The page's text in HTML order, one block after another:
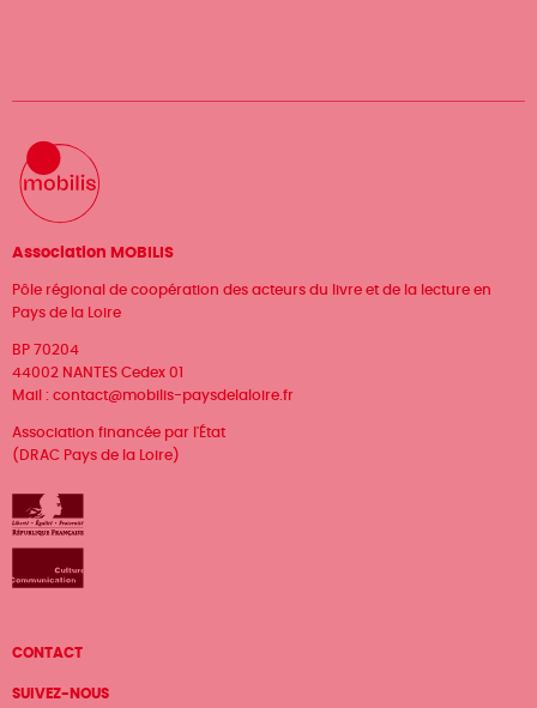
Association MOBILIS
Pôle régional de coopération des acteurs du livre et de la lecture en
Pays de la Loire
BP 70204
44002 NANTES Cedex 01
Mail : contact@mobilis-paysdelaloire.fr
Association financée par l'État
(DRAC Pays de la Loire)
Menu
Pied
CONTACT
SUIVEZ-NOUS